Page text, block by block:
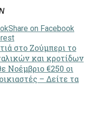
Share on Facebook
στο Ζούμπερι το
και κροτίδων
Νοέμβριο €250 οι
– Δείτε τα